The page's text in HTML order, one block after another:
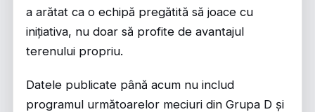
a arătat ca o echipă pregătită să joace cu
inițiativa, nu doar să profite de avantajul
terenului propriu.
Datele publicate până acum nu includ
programul următoarelor meciuri din Grupa D și